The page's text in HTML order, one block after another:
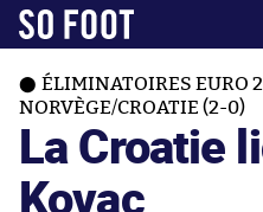
ÉLIMINATOIRES EURO
NORVÈGE/CROATIE (2-0)
La Croatie
Kovac